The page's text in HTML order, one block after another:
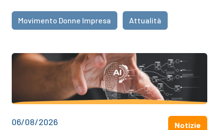
Movimento Donne Impresa Attualità
06/08/2026 Notizie